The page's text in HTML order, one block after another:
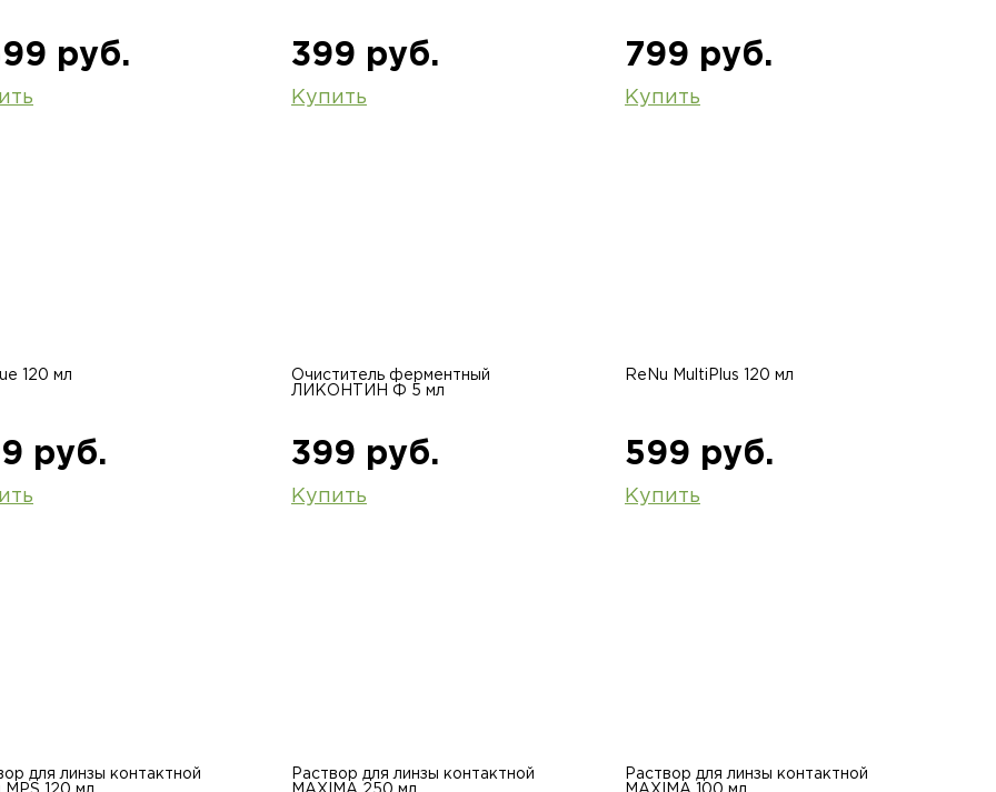
руб. 399 руб.
Купить
799 руб.
Купить
120 мл
руб.
Очиститель ферментный
ЛИКОНТИН Ф 5 мл
399 руб.
Купить
ReNu MultiPlus 120 мл
599 руб.
Купить
для линзы контактной
Раствор для линзы контактной
Раствор для линзы контактной